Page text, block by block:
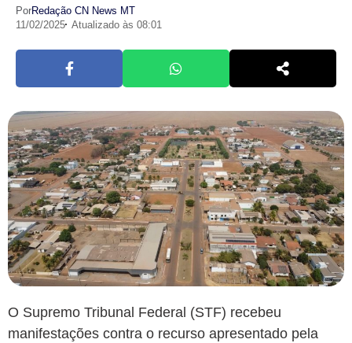
PorRedação CN News MT
11/02/2025 Atualizado às 08:01
O Supremo Tribunal Federal (STF) recebeu
manifestações contra o recurso apresentado pela